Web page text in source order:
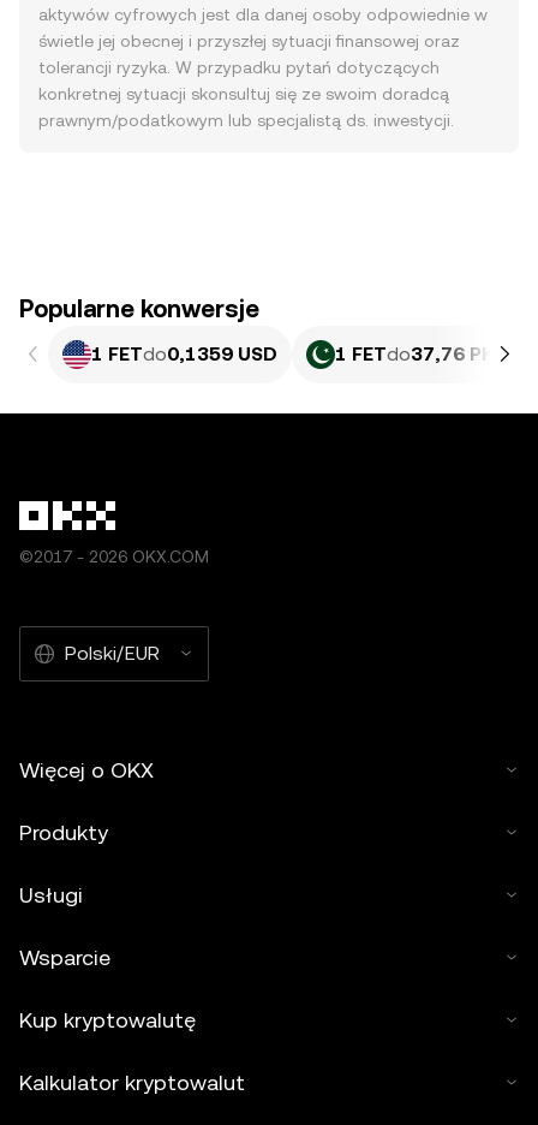
aktywów cyfrowych jest dla danej osoby odpowiednie w
świetle jej obecnej i przyszłej sytuacji finansowej oraz
tolerancji ryzyka. W przypadku pytań dotyczących
konkretnej sytuacji skonsultuj się ze swoim doradcą
prawnym/podatkowym lub specjalistą ds. inwestycji.
Popularne konwersje
1 FETdo0,1359 USD 1 FETdo37,76 PKR
©2017 - 2026 OKX.COM
Polski/EUR
Więcej o OKX
Produkty
Usługi
Wsparcie
Kup kryptowalutę
Kalkulator kryptowalut